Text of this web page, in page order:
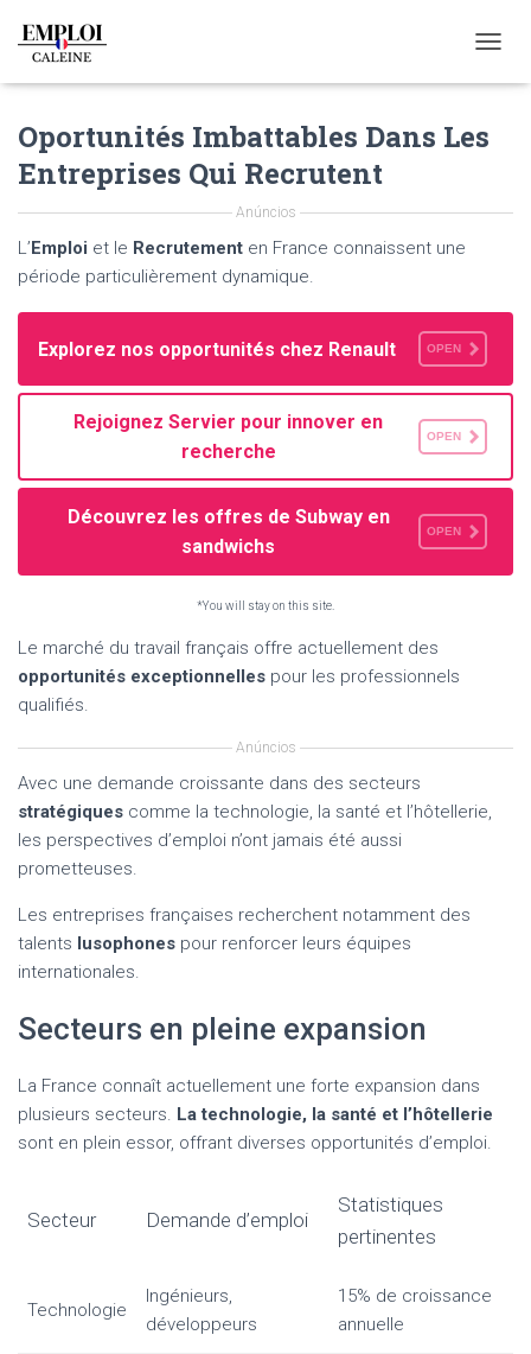
O
L
A
N
Oportunités Imbattables Dans Les
Entreprises Qui Recrutent
Anúncios
L’Emploi et le Recrutement en France connaissent une
période particulièrement dynamique.
Explorez nos opportunités chez Renault OPEN
Rejoignez Servier pour innover en
recherche
OPEN
Découvrez les offres de Subway en
sandwichs
OPEN
*You will stay on this site.
Le marché du travail français offre actuellement des
opportunités exceptionnelles pour les professionnels
qualifiés.
Anúncios
Avec une demande croissante dans des secteurs
stratégiques comme la technologie, la santé et l’hôtellerie,
les perspectives d’emploi n’ont jamais été aussi
prometteuses.
Les entreprises françaises recherchent notamment des
talents lusophones pour renforcer leurs équipes
internationales.
Secteurs en pleine expansion
La France connaît actuellement une forte expansion dans
plusieurs secteurs. La technologie, la santé et l’hôtellerie
sont en plein essor, offrant diverses opportunités d’emploi.
Secteur Demande d’emploi
Statistiques
pertinentes
Technologie
Ingénieurs,
développeurs
15% de croissance
annuelle